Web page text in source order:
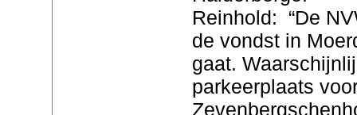
Reinhold: “De
de vondst in
gaat.
parkeerplaats